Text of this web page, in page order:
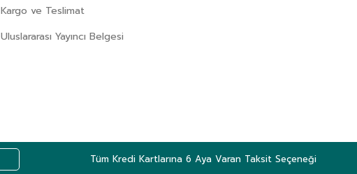
Kargo ve Teslimat
Uluslararası Yayıncı Belgesi
Tüm Kredi Kartlarına 6 Aya Varan Taksit Seçeneği